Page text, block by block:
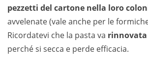
pezzetti del cartone nella loro
avvelenate (vale anche per le
Ricordatevi che la pasta va rinnovata
perché si secca e perde efficacia.